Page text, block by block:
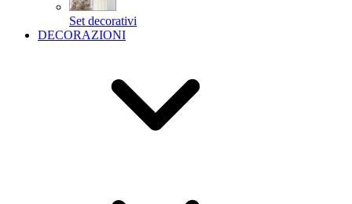
Set decorativi
DECORAZIONI